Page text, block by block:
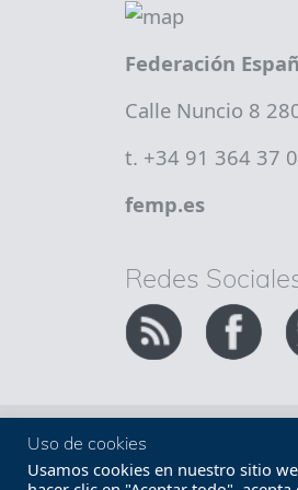
Federación
Calle Nuncio 8
t. +34 91 364 37
femp.es
Redes
Uso de cookies
Usamos cookies en nuestro sitio